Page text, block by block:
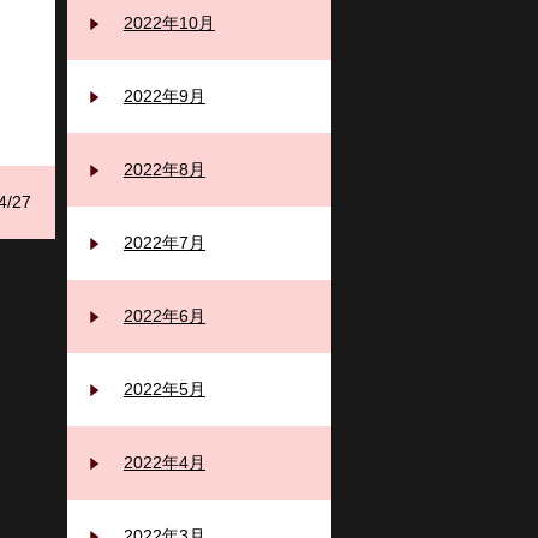
27
2022年10月
2022年9月
2022年8月
2022年7月
2022年6月
2022年5月
2022年4月